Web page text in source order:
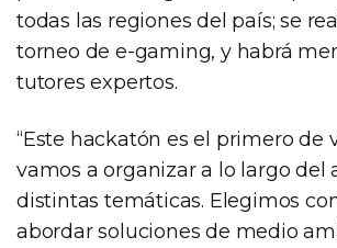
todas las regiones del país; se
torneo de e-gaming, y habrá
tutores expertos.
“Este hackatón es el primero de
vamos a organizar a lo largo del
distintas temáticas. Elegimos
abordar soluciones de medio